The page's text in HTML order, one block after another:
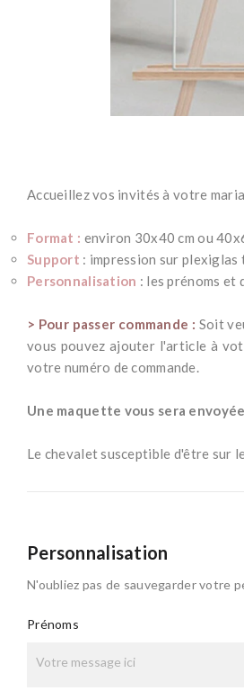
Accueillez vos invités à votre
Format : environ 30x40 cm ou
Support : impression sur plexiglas
Personnalisation : les prénoms et
> Pour passer commande : Soit
vous pouvez ajouter l'article à
votre numéro de commande.
Une maquette vous sera
Le chevalet susceptible d'être sur
Personnalisation
N'oubliez pas de sauvegarder votre
Prénoms